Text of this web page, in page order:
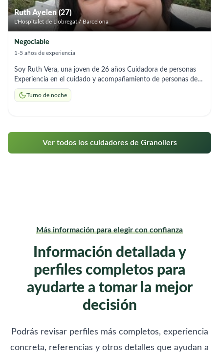
Ruth Ayelen (27)
L'Hospitalet de Llobregat / Barcelona
Negociable
1-5 años de experiencia
Soy Ruth Vera, una joven de 26 años Cuidadora de personas
Experiencia en el cuidado y acompañamiento de personas de
distintas edades, brindando apoyo en actividades básicas y
supervisión general. DISPONIBILIDAD HORARIA PARA EL
Turno de noche
Ver todos los cuidadores de Granollers
Más información para elegir con confianza
Información detallada y
perfiles completos para
ayudarte a tomar la mejor
decisión
Podrás revisar perfiles más completos, experiencia
concreta, referencias y otros detalles que ayudan a